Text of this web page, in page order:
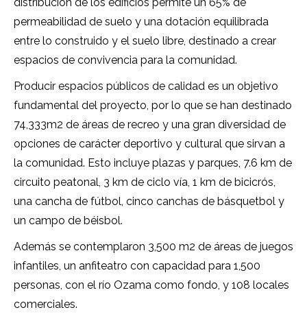
permeabilidad de suelo y una dotación equilibrada
entre lo construido y el suelo libre, destinado a crear
espacios de convivencia para la comunidad.
Producir espacios públicos de calidad es un objetivo
fundamental del proyecto, por lo que se han destinado
74,333m2 de áreas de recreo y una gran diversidad de
opciones de carácter deportivo y cultural que sirvan a
la comunidad. Esto incluye plazas y parques, 7.6 km de
circuito peatonal, 3 km de ciclo vía, 1 km de bicicrós,
una cancha de fútbol, cinco canchas de básquetbol y
un campo de béisbol.
Además se contemplaron 3,500 m2 de áreas de juegos
infantiles, un anfiteatro con capacidad para 1,500
personas, con el río Ozama como fondo, y 108 locales
comerciales.